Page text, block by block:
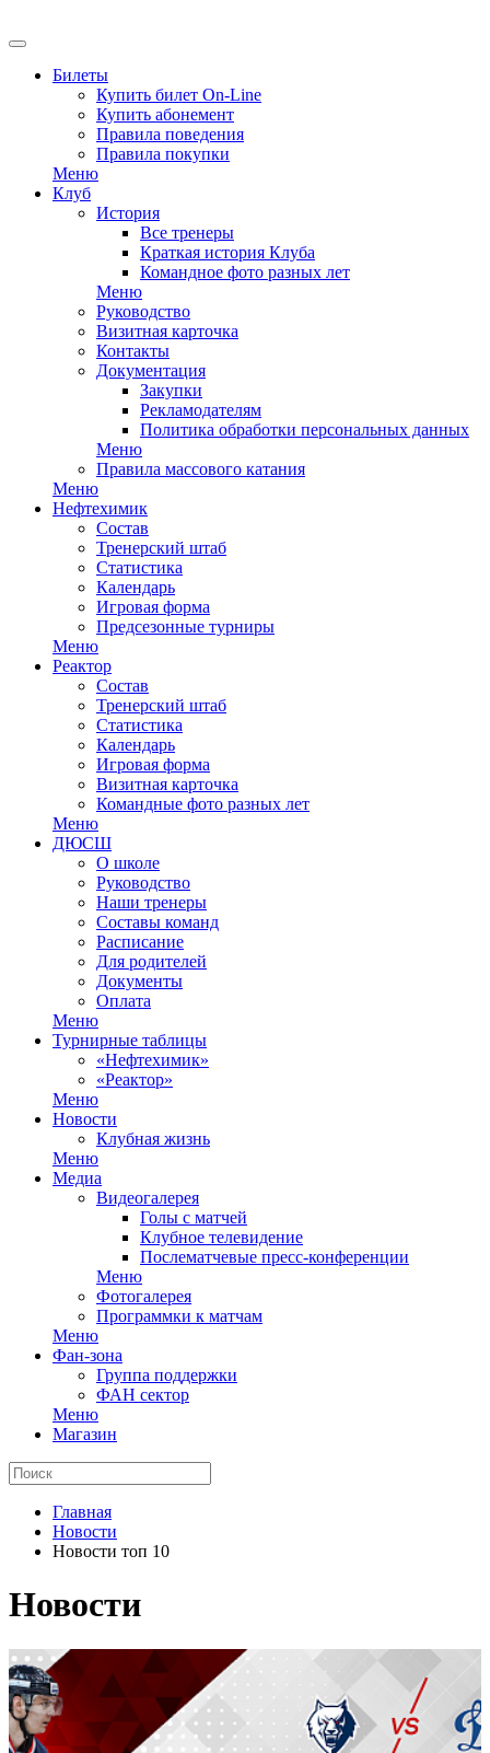
Билеты
Купить билет On-Line
Купить абонемент
Правила поведения
Правила покупки
Меню
Клуб
История
Все тренеры
Краткая история Клуба
Командное фото разных лет
Меню
Руководство
Визитная карточка
Контакты
Документация
Закупки
Рекламодателям
Политика обработки персональных данных
Меню
Правила массового катания
Меню
Нефтехимик
Состав
Тренерский штаб
Статистика
Календарь
Игровая форма
Предсезонные турниры
Меню
Реактор
Состав
Тренерский штаб
Статистика
Календарь
Игровая форма
Визитная карточка
Командные фото разных лет
Меню
ДЮСШ
О школе
Руководство
Наши тренеры
Составы команд
Расписание
Для родителей
Документы
Оплата
Меню
Турнирные таблицы
«Нефтехимик»
«Реактор»
Меню
Новости
Клубная жизнь
Меню
Медиа
Видеогалерея
Голы с матчей
Клубное телевидение
Послематчевые пресс-конференции
Меню
Фотогалерея
Программки к матчам
Меню
Фан-зона
Группа поддержки
ФАН сектор
Меню
Магазин
Главная
Новости
Новости топ 10
Новости